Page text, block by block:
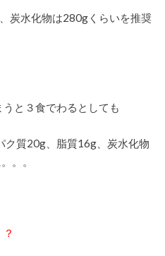
炭水化物は280gくらいを推奨
と３食でわるとしても
ク質20g、脂質16g、炭水化物
。。